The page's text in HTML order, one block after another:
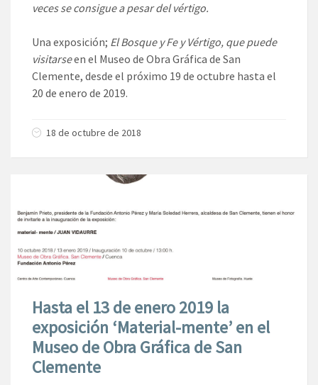
veces se consigue a pesar del vértigo.
Una exposición; El Bosque y Fe y Vértigo, que puede
visitarseen el Museo de Obra Gráfica de San
Clemente, desde el próximo 19 de octubre hasta el
20 de enero de 2019.
18 de octubre de 2018
Hasta el 13 de enero 2019 la
exposición ‘Material-mente’ en el
Museo de Obra Gráfica de San
Clemente